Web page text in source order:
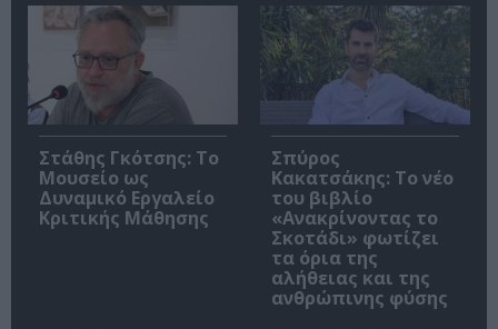
Στάθης Γκότσης: Το
Μουσείο ως
Δυναμικό Εργαλείο
Κριτικής Μάθησης
Σπύρος
Κακατσάκης: Το νέο
του βιβλίο
«Ανακρίνοντας το
Σκοτάδι» φωτίζει
τα όρια της
αλήθειας και της
ανθρώπινης φύσης